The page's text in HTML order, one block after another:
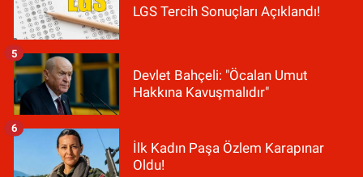
LGS Tercih Sonuçları Açıklandı!
Devlet Bahçeli: "Öcalan Umut
Hakkına Kavuşmalıdır"
5
İlk Kadın Paşa Özlem Karapınar
Oldu!
6